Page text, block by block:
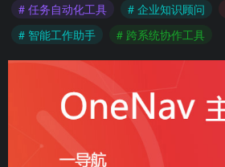
# 任务自动化工具
# 企业知识顾问
# 智能工作助手
# 跨系统协作工具